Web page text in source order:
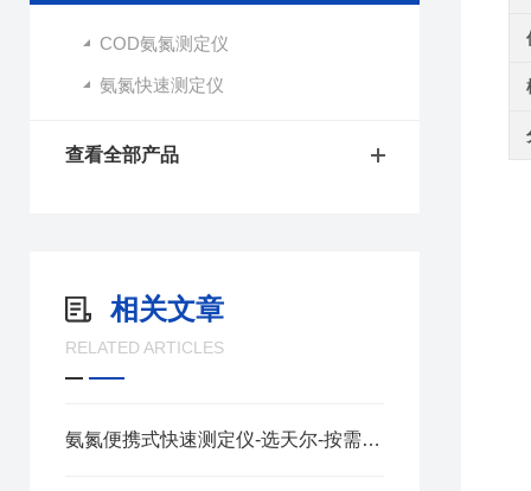
COD氨氮测定仪
氨氮快速测定仪
查看全部产品
相关文章
RELATED ARTICLES
氨氮便携式快速测定仪-选天尔-按需定制